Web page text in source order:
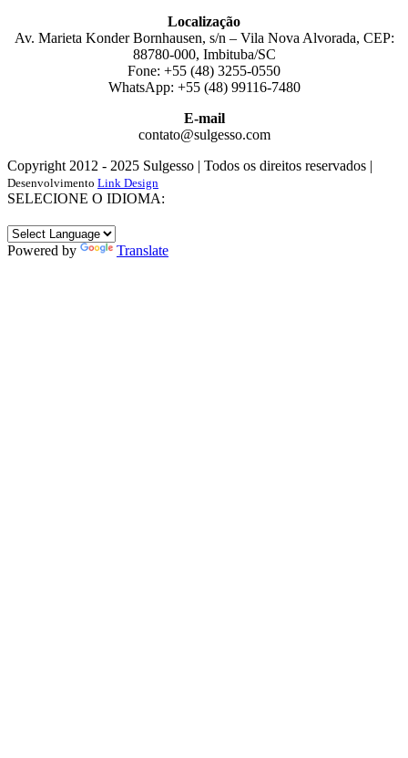
Localização
Av. Marieta Konder Bornhausen, s/n – Vila Nova Alvorada, CEP:
88780-000, Imbituba/SC
Fone: +55 (48) 3255-0550
WhatsApp: +55 (48) 99116-7480
E-mail
contato@sulgesso.com
Copyright 2012 - 2025 Sulgesso | Todos os direitos reservados |
Desenvolvimento Link Design
Close
Bar
Area
SELECIONE O IDIOMA:
Powered by Translate